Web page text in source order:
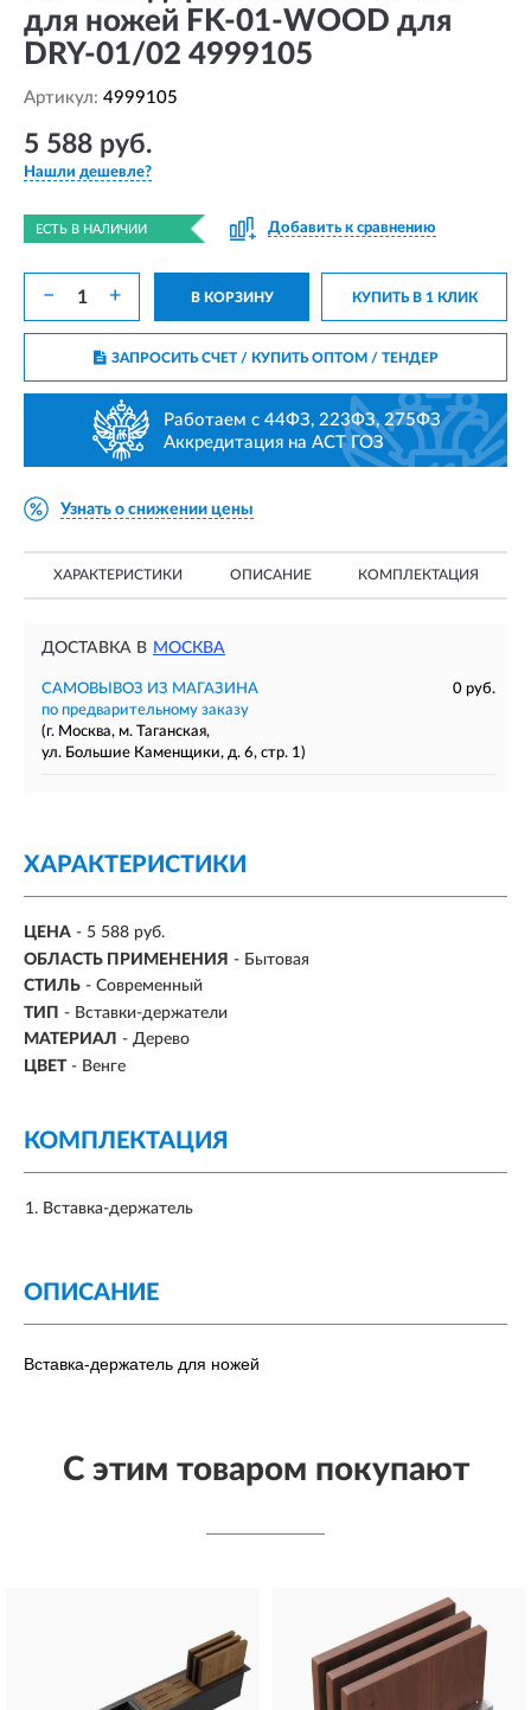
для ножей FK-01-WOOD для
DRY-01/02 4999105
Артикул: 4999105
5 588 руб.
Нашли дешевле?
ЕСТЬ В НАЛИЧИИ Добавить к сравнению
− + В КОРЗИНУ КУПИТЬ В 1 КЛИК
ЗАПРОСИТЬ СЧЕТ / КУПИТЬ ОПТОМ/ ТЕНДЕР
Работаем с 44ФЗ, 223ФЗ, 275ФЗ
Аккредитация на АСТ ГОЗ
Узнать о снижении цены
ХАРАКТЕРИСТИКИ ОПИСАНИЕ КОМПЛЕКТАЦИЯ
ДОСТАВКА В МОСКВА
САМОВЫВОЗ ИЗ МАГАЗИНА
0 руб.
по предварительному заказу
(г. Москва, м. Таганская,
ул. Большие Каменщики, д. 6, стр. 1)
ХАРАКТЕРИСТИКИ
ЦЕНА - 5 588 руб.
ОБЛАСТЬ ПРИМЕНЕНИЯ - Бытовая
СТИЛЬ - Современный
ТИП - Вставки-держатели
МАТЕРИАЛ - Дерево
ЦВЕТ - Венге
КОМПЛЕКТАЦИЯ
Вставка-держатель
ОПИСАНИЕ
Вставка-держатель для ножей
С этим товаром покупают